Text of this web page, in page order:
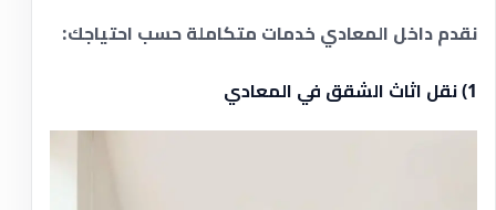
نقدم داخل المعادي خدمات متكاملة حسب احتياجك:
1) نقل اثاث الشقق في المعادي